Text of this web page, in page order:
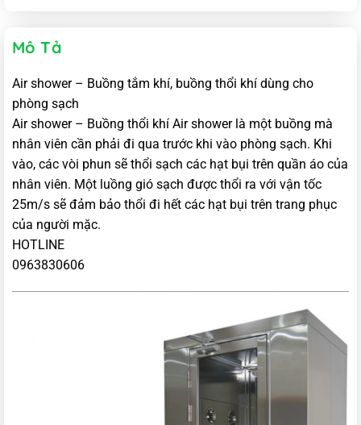
Mô Tả
Air shower – Buồng tắm khí, buồng thổi khí dùng cho
phòng sạch
Air shower – Buồng thổi khí Air shower là một buồng mà
nhân viên cần phải đi qua trước khi vào phòng sạch. Khi
vào, các vòi phun sẽ thổi sạch các hạt bụi trên quần áo của
nhân viên. Một luồng gió sạch được thổi ra với vận tốc
25m/s sẽ đảm bảo thổi đi hết các hạt bụi trên trang phục
của người mặc.
HOTLINE
0963830606